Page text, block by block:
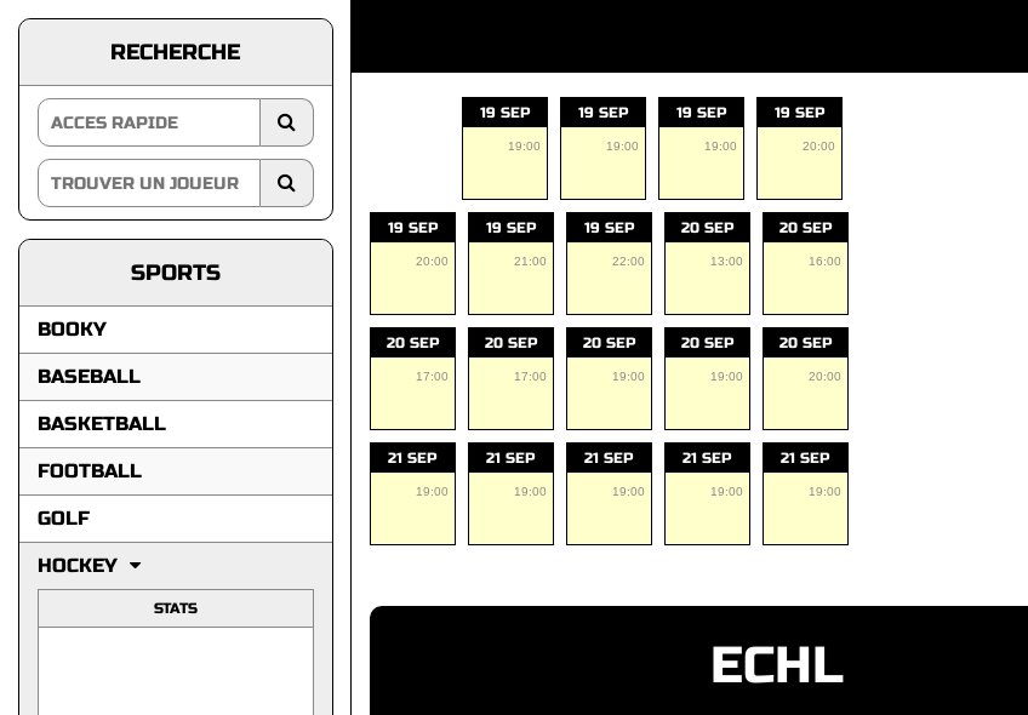
RECHERCHE
SPORTS
BOOKY
BASEBALL
BASKETBALL
FOOTBALL
GOLF
HOCKEY
STATS
19 SEP
19:00
19 SEP
19:00
19 SEP
19:00
19 SEP
20:00
19 SEP
20:00
19 SEP
21:00
19 SEP
22:00
20 SEP
13:00
20 SEP
16:00
20 SEP
17:00
20 SEP
17:00
20 SEP
19:00
20 SEP
19:00
20 SEP
20:00
21 SEP
19:00
21 SEP
19:00
21 SEP
19:00
21 SEP
19:00
21 SEP
19:00
ECHL